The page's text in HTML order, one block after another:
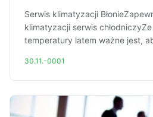
Serwis klimatyzacji
klimatyzacji serwis
temperatury latem ważne jest,
30.11.-0001